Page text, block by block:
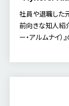
社員や退職した
前向きな知人紹
ー・アルムナイ）